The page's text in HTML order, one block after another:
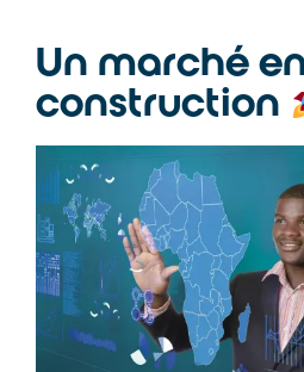
Un marché
construction